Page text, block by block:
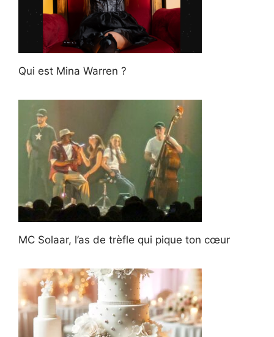
Qui est Mina Warren ?
MC Solaar, l’as de trèfle qui pique ton cœur